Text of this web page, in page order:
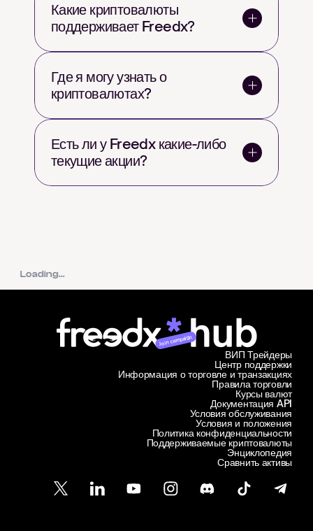
Loading...
Какие криптовалюты
поддерживает Freedx?
Где я могу узнать о
криптовалютах?
Есть ли у Freedx какие-либо
текущие акции?
Join campaign
Центр поддержки
Информация о торговле и транзакциях
ВИП Трейдеры
Правила торговли
Курсы валют
Документация API
Условия обслуживания
Условия и положения
Политика конфиденциальности
Поддерживаемые криптовалюты
Энциклопедия
Сравнить активы